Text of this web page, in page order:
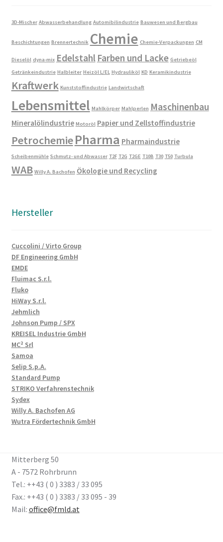
3D-Mischer Abwasserbehandlung Automibilindustrie Bauwesen und Bergbau
Beschichtungen Brennertechnik Chemie Chemie-Verpackungen CM
Dieselöl dyna-mix Edelstahl Farben und Lacke Getriebeöl
Getränkeindustrie Halbleiter Heizöl L/EL Hydrauliköl KD Keramikindustrie
Kraftwerk Kunststoffindustrie Landwirtschaft
Lebensmittel Mahlkörper Mahlperlen Maschinenbau
Mineralölindustrie Motoröl Papier und Zellstoffindustrie
PetrochemiePharma Pharmaindustrie
Scheibenmühle Schmutz- und Abwasser T2F T2G T2GE T10B T30 T50 Turbula
WAB Willy A. Bachofen Ökologie und Recycling
Hersteller
Cuccolini / Virto Group
DF Engineering GmbH
EMDE
Fluimac S.r.l.
Fluko
HiWay S.r.l.
Jehmlich
Johnson Pump / SPX
KREISEL Industrie GmbH
MC² Srl
Samoa
Selip S.p.A.
Standard Pump
STRIKO Verfahrenstechnik
Sydex
Willy A. Bachofen AG
Wutra Fördertechnik GmbH
Mitterberg 50
A - 7572 Rohrbrunn
Tel.: ++43 ( 0 ) 3383 / 33 095
Fax.: ++43 ( 0 ) 3383 / 33 095 - 39
Mail: office@fmld.at